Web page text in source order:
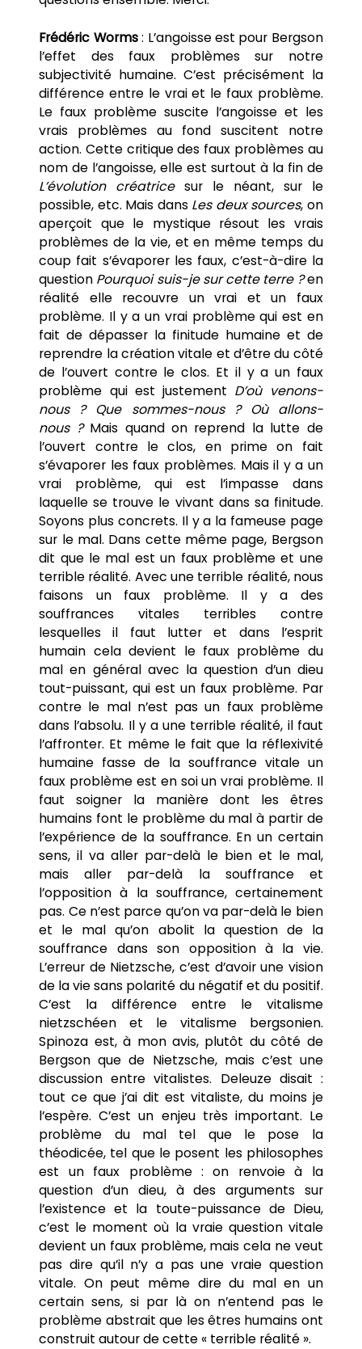
Frédéric Worms: L’angoisse est pour Bergson
l’effet des faux problèmes sur notre
subjectivité humaine. C’est précisément la
différence entre le vrai et le faux problème.
Le faux problème suscite l’angoisse et les
vrais problèmes au fond suscitent notre
action. Cette critique des faux problèmes au
nom de l’angoisse, elle est surtout à la fin de
L’évolution créatricesur le néant, sur le
possible, etc. Mais dans Les deux sources, on
aperçoit que le mystique résout les vrais
problèmes de la vie, et en même temps du
coup fait s’évaporer les faux, c’est-à-dire la
question Pourquoi suis-je sur cette terre ?en
réalité elle recouvre un vrai et un faux
problème. Il y a un vrai problème qui est en
fait de dépasser la finitude humaine et de
reprendre la création vitale et d’être du côté
de l’ouvert contre le clos. Et il y a un faux
problème qui est justement D’où venons-
nous ? Que sommes-nous ? Où allons-
nous ? Mais quand on reprend la lutte de
l’ouvert contre le clos, en prime on fait
s’évaporer les faux problèmes. Mais il y a un
vrai problème, qui est l’impasse dans
laquelle se trouve le vivant dans sa finitude.
Soyons plus concrets. Il y a la fameuse page
sur le mal. Dans cette même page, Bergson
dit que le mal est un faux problème et une
terrible réalité. Avec une terrible réalité, nous
faisons un faux problème. Il y a des
souffrances vitales terribles contre
lesquelles il faut lutter et dans l’esprit
humain cela devient le faux problème du
mal en général avec la question d’un dieu
tout-puissant, qui est un faux problème. Par
contre le mal n’est pas un faux problème
dans l’absolu. Il y a une terrible réalité, il faut
l’affronter. Et même le fait que la réflexivité
humaine fasse de la souffrance vitale un
faux problème est en soi un vrai problème. Il
faut soigner la manière dont les êtres
humains font le problème du mal à partir de
l’expérience de la souffrance. En un certain
sens, il va aller par-delà le bien et le mal,
mais aller par-delà la souffrance et
l’opposition à la souffrance, certainement
pas. Ce n’est parce qu’on va par-delà le bien
et le mal qu’on abolit la question de la
souffrance dans son opposition à la vie.
L’erreur de Nietzsche, c’est d’avoir une vision
de la vie sans polarité du négatif et du positif.
C’est la différence entre le vitalisme
nietzschéen et le vitalisme bergsonien.
Spinoza est, à mon avis, plutôt du côté de
Bergson que de Nietzsche, mais c’est une
discussion entre vitalistes. Deleuze disait :
tout ce que j’ai dit est vitaliste, du moins je
l’espère. C’est un enjeu très important. Le
problème du mal tel que le pose la
théodicée, tel que le posent les philosophes
est un faux problème : on renvoie à la
question d’un dieu, à des arguments sur
l’existence et la toute-puissance de Dieu,
c’est le moment où la vraie question vitale
devient un faux problème, mais cela ne veut
pas dire qu’il n’y a pas une vraie question
vitale. On peut même dire du mal en un
certain sens, si par là on n’entend pas le
problème abstrait que les êtres humains ont
construit autour de cette « terrible réalité ».